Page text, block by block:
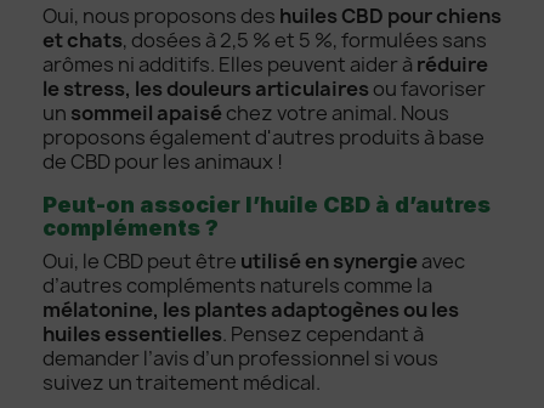
Oui, nous proposons des huiles CBD pour chiens
et chats, dosées à 2,5 % et 5 %, formulées sans
arômes ni additifs. Elles peuvent aider à réduire
le stress, les douleurs articulaires ou favoriser
un sommeil apaisé chez votre animal. Nous
proposons également d'autres produits à base
de CBD pour les animaux !
Peut-on associer l’huile CBD à d’autres
compléments ?
Oui, le CBD peut être utilisé en synergie avec
d’autres compléments naturels comme la
mélatonine, les plantes adaptogènes ou les
huiles essentielles. Pensez cependant à
demander l’avis d’un professionnel si vous
suivez un traitement médical.